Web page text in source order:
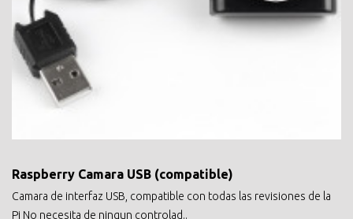
Raspberry Camara USB (compatible)
Camara de interfaz USB, compatible con todas las revisiones de la
Pi No necesita de ningun controlad..